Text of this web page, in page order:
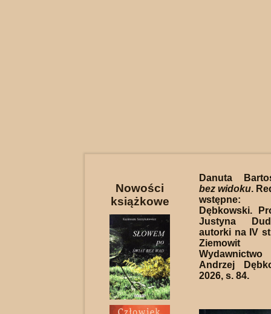
Nowości
książkowe
Danuta
bez widoku.
Dębkowski.
Justyna
autorki na IV
Ziemowit
Andrzej
2026, s. 84.